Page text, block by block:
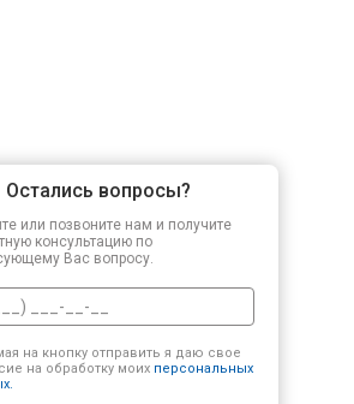
Остались вопросы?
или позвоните нам и получите
консультацию по
Вас вопросу.
на кнопку отправить я даю свое
на обработку моих персональных